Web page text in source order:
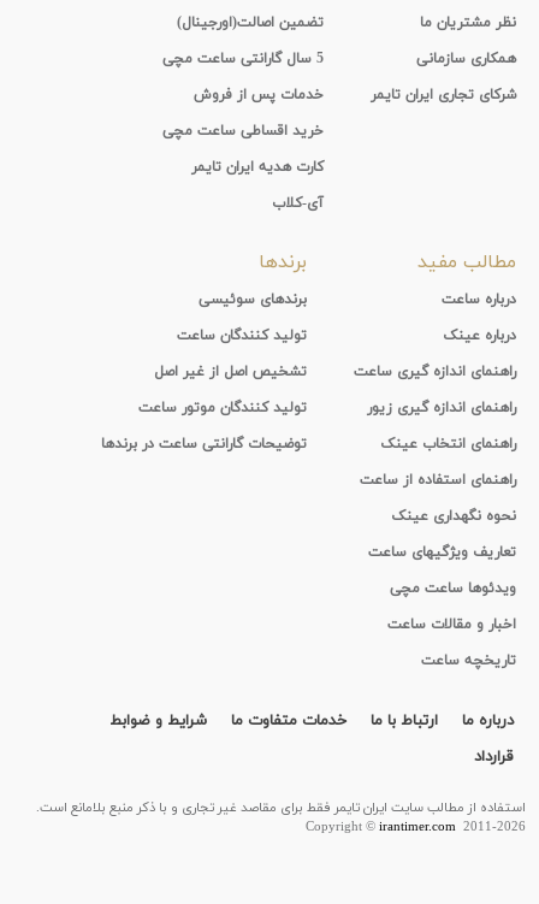
نظر مشتریان ما
همکاری سازمانی
شرکای تجاری ایران تایمر
تضمین اصالت(اورجینال)
5 سال گارانتی ساعت مچی
خدمات پس از فروش
خرید اقساطی ساعت مچی
کارت هدیه ایران تایمر
آی-کلاب
مطالب مفید
درباره ساعت
درباره عینک
راهنمای اندازه گیری ساعت
راهنمای اندازه گیری زیور
راهنمای انتخاب عینک
راهنمای استفاده از ساعت
نحوه نگهداری عینک
تعاریف ویژگیهای ساعت
ویدئوها ساعت مچی
اخبار و مقالات ساعت
تاریخچه ساعت
برندها
برندهای سوئیسی
تولید کنندگان ساعت
تشخیص اصل از غیر اصل
تولید کنندگان موتور ساعت
توضیحات گارانتی ساعت در برندها
درباره ما ارتباط با ما خدمات متفاوت ما
شرایط و ضوابط
قرارداد
استفاده از مطالب سايت ایران تایمر فقط برای مقاصد غیر تجاری و با ذکر منبع بلامانع است.
Copyright ©irantimer.com2011-2026